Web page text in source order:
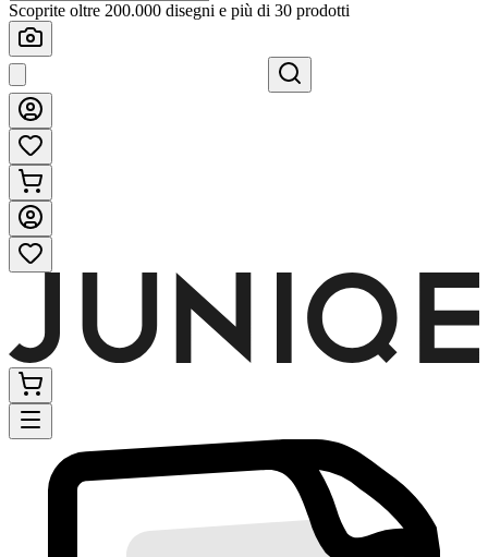
Scoprite oltre 200.000 disegni e più di 30 prodotti